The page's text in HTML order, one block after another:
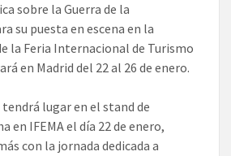
sobre la Guerra de la
su puesta en escena en la
la Feria Internacional de Turismo
en Madrid del 22 al 26 de enero.
tendrá lugar en el stand de
en IFEMA el día 22 de enero,
con la jornada dedicada a